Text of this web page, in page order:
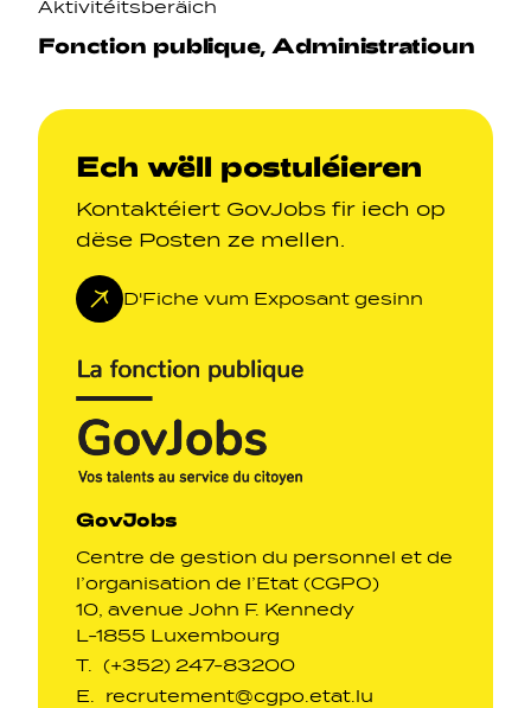
Aktivitéitsberäich
Fonction publique, Administratioun
Ech wëll postuléieren
Kontaktéiert GovJobs fir iech op
dëse Posten ze mellen.
D'Fiche vum Exposant gesinn
GovJobs
Centre de gestion du personnel et de
l’organisation de l’Etat (CGPO)
10, avenue John F. Kennedy
L-1855 Luxembourg
T.
(+352) 247-83200
E.
recrutement@cgpo.etat.lu